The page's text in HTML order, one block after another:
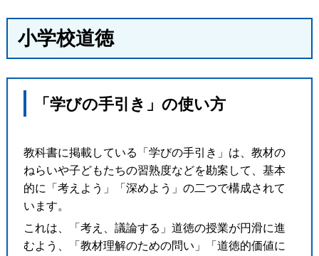
小学校道徳
「学びの手引き」の使い方
教科書に掲載している「学びの手引き」は、教材の
ねらいや子どもたちの習熟度などを勘案して、基本
的に「考えよう」「深めよう」の二つで構成されて
います。
これは、「考え、議論する」道徳の授業が円滑に進
むよう、「教材理解のための問い」「道徳的価値に